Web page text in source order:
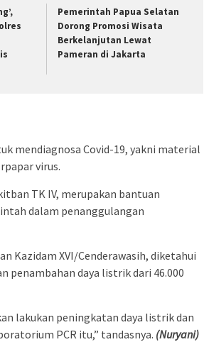
Pemerintah Papua Selatan
Dorong Promosi Wisata
Berkelanjutan Lewat
Pameran di Jakarta
mendiagnosa Covid-19, yakni material
virus.
TK IV, merupakan bantuan
dalam penanggulangan
Kazidam XVI/Cenderawasih, diketahui
penambahan daya listrik dari 46.000
lakukan peningkatan daya listrik dan
PCR itu,” tandasnya. (Nuryani)